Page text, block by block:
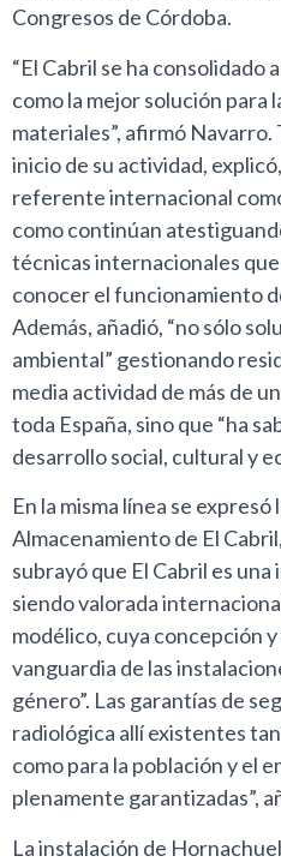
Congresos de Córdoba.
“El Cabril se ha consolidado
como la mejor solución para
materiales”, afirmó Navarro.
inicio de su actividad,
referente internacional
como continúan
técnicas internacionales
conocer el funcionamiento
Además, añadió, “no sólo
ambiental” gestionando
media actividad de más de
toda España, sino que “ha
desarrollo social, cultural y
En la misma línea se
Almacenamiento de El
subrayó que El Cabril es
siendo valorada
modélico, cuya concepción
vanguardia de las
género”. Las garantías de
radiológica allí existentes
como para la población y el
plenamente garantizadas”,
La instalación de